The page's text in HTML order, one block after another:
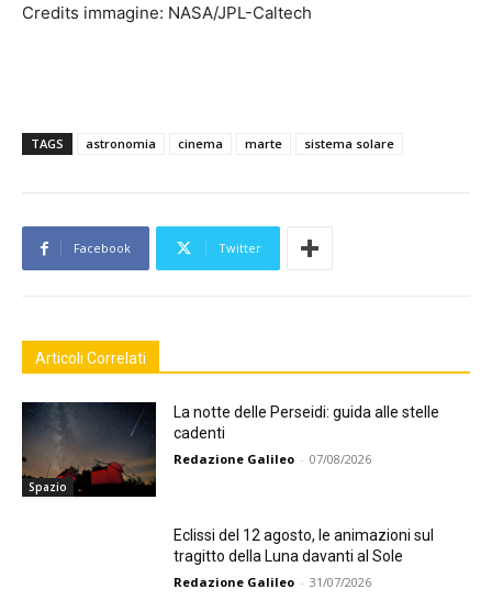
Credits immagine: NASA/JPL-Caltech
TAGS astronomia cinema marte sistema solare
Facebook Twitter
Articoli Correlati
Spazio
La notte delle Perseidi: guida alle stelle
cadenti
Redazione Galileo - 07/08/2026
Eclissi del 12 agosto, le animazioni sul
tragitto della Luna davanti al Sole
Redazione Galileo - 31/07/2026